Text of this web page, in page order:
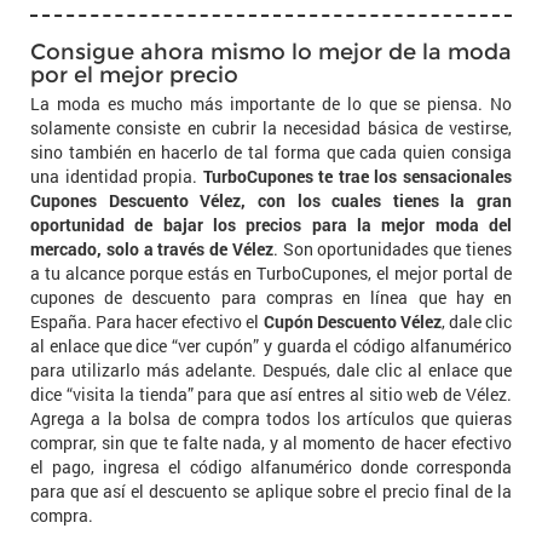
Consigue ahora mismo lo mejor de la moda
por el mejor precio
La moda es mucho más importante de lo que se piensa. No
solamente consiste en cubrir la necesidad básica de vestirse,
sino también en hacerlo de tal forma que cada quien consiga
una identidad propia. TurboCupones te trae los sensacionales
Cupones Descuento Vélez, con los cuales tienes la gran
oportunidad de bajar los precios para la mejor moda del
mercado, solo a través de Vélez. Son oportunidades que tienes
a tu alcance porque estás en TurboCupones, el mejor portal de
cupones de descuento para compras en línea que hay en
España. Para hacer efectivo el Cupón Descuento Vélez, dale clic
al enlace que dice “ver cupón” y guarda el código alfanumérico
para utilizarlo más adelante. Después, dale clic al enlace que
dice “visita la tienda” para que así entres al sitio web de Vélez.
Agrega a la bolsa de compra todos los artículos que quieras
comprar, sin que te falte nada, y al momento de hacer efectivo
el pago, ingresa el código alfanumérico donde corresponda
para que así el descuento se aplique sobre el precio final de la
compra.